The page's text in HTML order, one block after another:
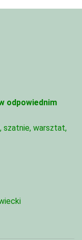
odpowiednim
szatnie, warsztat,